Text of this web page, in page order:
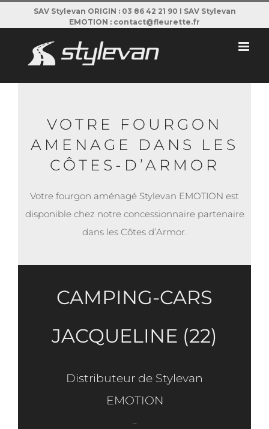
au
contenu
SAV Stylevan ORIGIN : 03 86 42 21 90 I SAV Stylevan
EMOTION : contact@fleurette.fr
VOTRE FOURGON
AMENAGE DANS LES
CÔTES-D’ARMOR
Votre fourgon aménagé Stylevan EMOTION est
disponible chez notre concessionnaire partenaire
dans les Côtes d’Armor.
CAMPING-CARS
JACQUELINE (22)
Distributeur de Stylevan
EMOTION